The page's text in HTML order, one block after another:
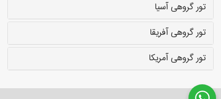
تور گروهی آسیا
تور گروهی آفریقا
تور گروهی آمریکا